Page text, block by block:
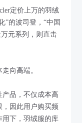
定价上万的羽绒
”的波司登，“中国
元系列，则直击
向高端。
品，不仅成本高
因此用户购买频
用下，羽绒服的库